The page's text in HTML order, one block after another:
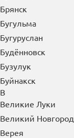
Брянск
Бугульма
Бугуруслан
Будённовск
Бузулук
Буйнакск
В
Великие Луки
Великий Новгород
Верея